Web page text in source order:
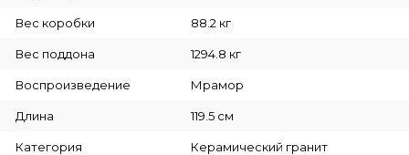
Вес коробки 88.2 кг
Вес поддона 1294.8 кг
Воспроизведение Мрамор
Длина 119.5 см
Категория Керамический гранит